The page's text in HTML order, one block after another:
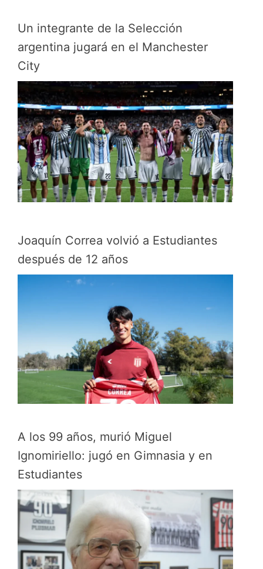
Un integrante de la Selección
argentina jugará en el Manchester
City
Joaquín Correa volvió a Estudiantes
después de 12 años
A los 99 años, murió Miguel
Ignomiriello: jugó en Gimnasia y en
Estudiantes